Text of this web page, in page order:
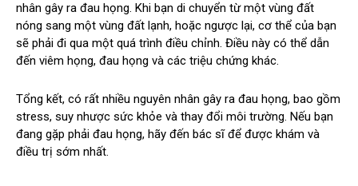
nhân gây ra đau họng. Khi bạn di chuyển từ một vùng đất
nóng sang một vùng đất lạnh, hoặc ngược lại, cơ thể của bạn
sẽ phải đi qua một quá trình điều chỉnh. Điều này có thể dẫn
đến viêm họng, đau họng và các triệu chứng khác.
Tổng kết, có rất nhiều nguyên nhân gây ra đau họng, bao gồm
stress, suy nhược sức khỏe và thay đổi môi trường. Nếu bạn
đang gặp phải đau họng, hãy đến bác sĩ để được khám và
điều trị sớm nhất.